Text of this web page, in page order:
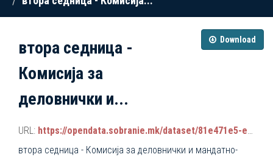
Download
втора седница -
Комисија за
деловнички и...
URL: https://opendata.sobranie.mk/dataset/81e471e5-e34b-4d92-9a38-9b6107e068a7/resource/1f035d0b-c94b-412f-8fe0-e529e2c54e51/download/komisiski_sednici_2024-2028.json
втора седница - Комисија за деловнички и мандатно-